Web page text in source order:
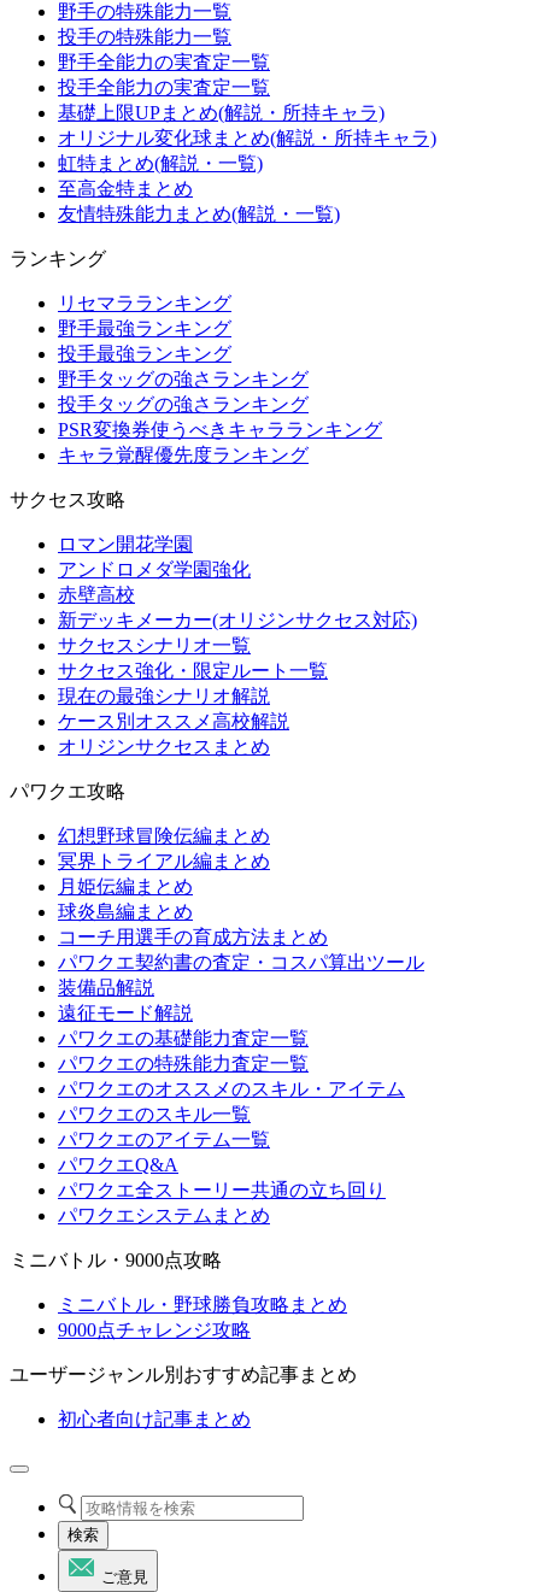
野手の特殊能力一覧
投手の特殊能力一覧
野手全能力の実査定一覧
投手全能力の実査定一覧
基礎上限UPまとめ(解説・所持キャラ)
オリジナル変化球まとめ(解説・所持キャラ)
虹特まとめ(解説・一覧)
至高金特まとめ
友情特殊能力まとめ(解説・一覧)
ランキング
リセマラランキング
野手最強ランキング
投手最強ランキング
野手タッグの強さランキング
投手タッグの強さランキング
PSR変換券使うべきキャラランキング
キャラ覚醒優先度ランキング
サクセス攻略
ロマン開花学園
アンドロメダ学園強化
赤壁高校
新デッキメーカー(オリジンサクセス対応)
サクセスシナリオ一覧
サクセス強化・限定ルート一覧
現在の最強シナリオ解説
ケース別オススメ高校解説
オリジンサクセスまとめ
パワクエ攻略
幻想野球冒険伝編まとめ
冥界トライアル編まとめ
月姫伝編まとめ
球炎島編まとめ
コーチ用選手の育成方法まとめ
パワクエ契約書の査定・コスパ算出ツール
装備品解説
遠征モード解説
パワクエの基礎能力査定一覧
パワクエの特殊能力査定一覧
パワクエのオススメのスキル・アイテム
パワクエのスキル一覧
パワクエのアイテム一覧
パワクエQ&A
パワクエ全ストーリー共通の立ち回り
パワクエシステムまとめ
ミニバトル・9000点攻略
ミニバトル・野球勝負攻略まとめ
9000点チャレンジ攻略
ユーザージャンル別おすすめ記事まとめ
初心者向け記事まとめ
検索
ご意見